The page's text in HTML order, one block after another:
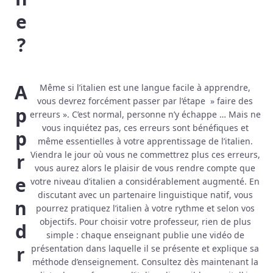
e
?
A
p
p
r
e
n
d
r
Même si l’italien est une langue facile à apprendre,
vous devrez forcément passer par l’étape » faire des
erreurs ». C’est normal, personne n’y échappe … Mais ne
vous inquiétez pas, ces erreurs sont bénéfiques et
même essentielles à votre apprentissage de l’italien.
Viendra le jour où vous ne commettrez plus ces erreurs,
vous aurez alors le plaisir de vous rendre compte que
votre niveau d’italien a considérablement augmenté. En
discutant avec un partenaire linguistique natif, vous
pourrez pratiquez l’italien à votre rythme et selon vos
objectifs. Pour choisir votre professeur, rien de plus
simple : chaque enseignant publie une vidéo de
présentation dans laquelle il se présente et explique sa
méthode d’enseignement. Consultez dès maintenant la